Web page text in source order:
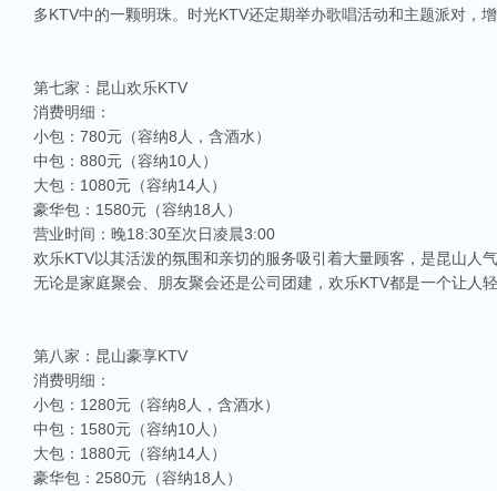
多KTV中的一颗明珠。时光KTV还定期举办歌唱活动和主题派对，
第七家：昆山欢乐KTV
消费明细：
小包：780元（容纳8人，含酒水）
中包：880元（容纳10人）
大包：1080元（容纳14人）
豪华包：1580元（容纳18人）
营业时间：晚18:30至次日凌晨3:00
欢乐KTV以其活泼的氛围和亲切的服务吸引着大量顾客，是昆山人
无论是家庭聚会、朋友聚会还是公司团建，欢乐KTV都是一个让人
第八家：昆山豪享KTV
消费明细：
小包：1280元（容纳8人，含酒水）
中包：1580元（容纳10人）
大包：1880元（容纳14人）
豪华包：2580元（容纳18人）